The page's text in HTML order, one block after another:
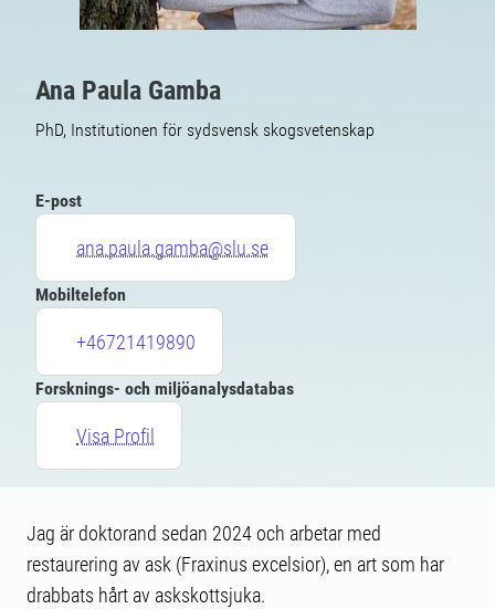
Ana Paula Gamba
PhD, Institutionen för sydsvensk skogsvetenskap
E-post
ana.paula.gamba@slu.se
Mobiltelefon
+46721419890
Forsknings- och miljöanalysdatabas
Visa Profil
Jag är doktorand sedan 2024 och arbetar med
restaurering av ask (Fraxinus excelsior), en art som har
drabbats hårt av askskottsjuka.